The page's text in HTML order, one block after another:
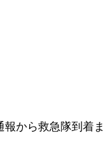
から救急隊到着